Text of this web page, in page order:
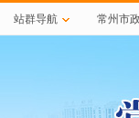
站群导航 常州市